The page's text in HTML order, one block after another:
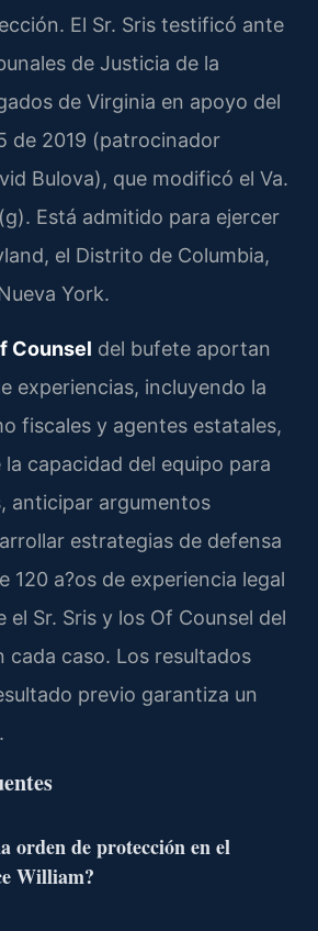
El Sr. Sris testificó ante
de Justicia de la
de Virginia en apoyo del
de 2019 (patrocinador
Bulova), que modificó el Va.
Está admitido para ejercer
el Distrito de Columbia,
York.
Counsel del bufete aportan
experiencias, incluyendo la
fiscales y agentes estatales,
capacidad del equipo para
anticipar argumentos
estrategias de defensa
120 a?os de experiencia legal
el Sr. Sris y los Of Counsel del
cada caso. Los resultados
previo garantiza un
orden de protección en el
William?